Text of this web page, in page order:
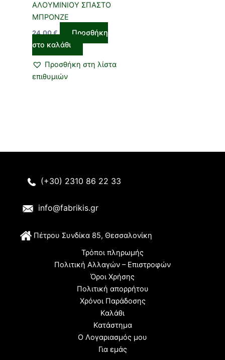
ΑΛΟΥΜΙΝΙΟΥ ΣΠΑΣΤΟ
ΜΠΡΟΝΖΕ
24,00€
Προσθήκη
στο καλάθι
Προσθήκη στη λίστα
επιθυμιών
(+30) 2310 86 22 33
info@fabrikis.gr
Πέτρου Συνδίκα 85, Θεσσαλονίκη
Τρόποι πληρωμής
Πολιτική Αλλαγών – Επιστροφών
Όροι Χρήσης
Πολιτική απορρήτου
Χρόνοι Παράδοσης
Καλάθι
Κατάστημα
Ο Λογαριασμός μου
Για εμάς